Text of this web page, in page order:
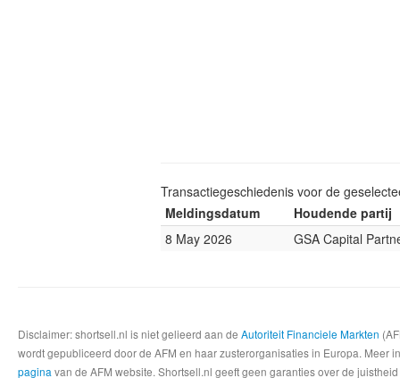
Transactiegeschiedenis voor de
Meldingsdatum
Houdende partij
8 May 2026
GSA Capital
Disclaimer: shortsell.nl is niet gelieerd aan de Autoriteit Financiele Markten
wordt gepubliceerd door de AFM en haar zusterorganisaties in Europa.
pagina van de AFM website. Shortsell.nl geeft geen garanties over de